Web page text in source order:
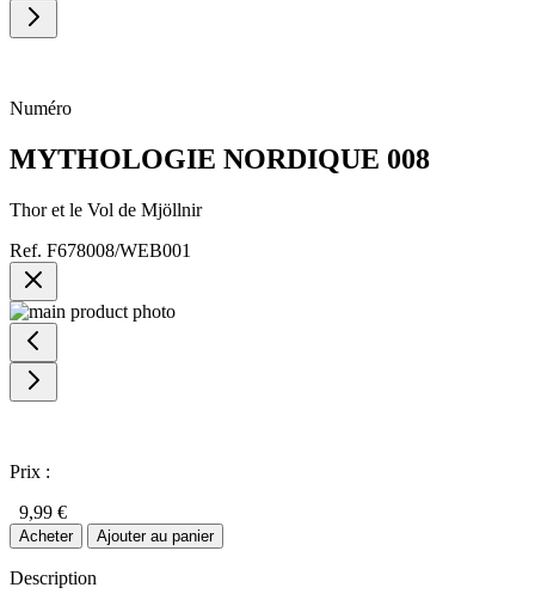
Numéro
MYTHOLOGIE NORDIQUE 008
Thor et le Vol de Mjöllnir
Ref. F678008/WEB001
Prix :
9,99 €
Acheter Ajouter au panier
Description